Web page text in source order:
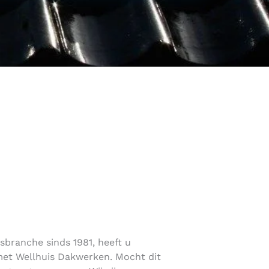
sinds 1981, heeft u
Wellhuis Dakwerken. Mocht dit